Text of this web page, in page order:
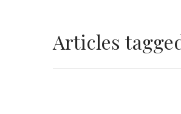
Articles